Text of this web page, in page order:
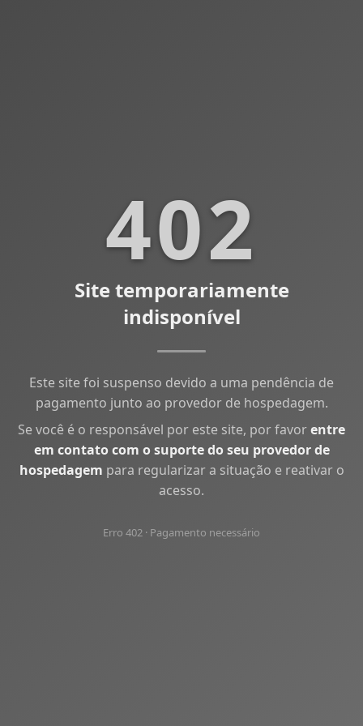
402
Site temporariamente
indisponível
Este site foi suspenso devido a uma pendência de
pagamento junto ao provedor de hospedagem.
Se você é o responsável por este site, por favorentre
em contato com o suporte do seu provedor de
hospedagem para regularizar a situação e reativar o
acesso.
Erro 402 · Pagamento necessário